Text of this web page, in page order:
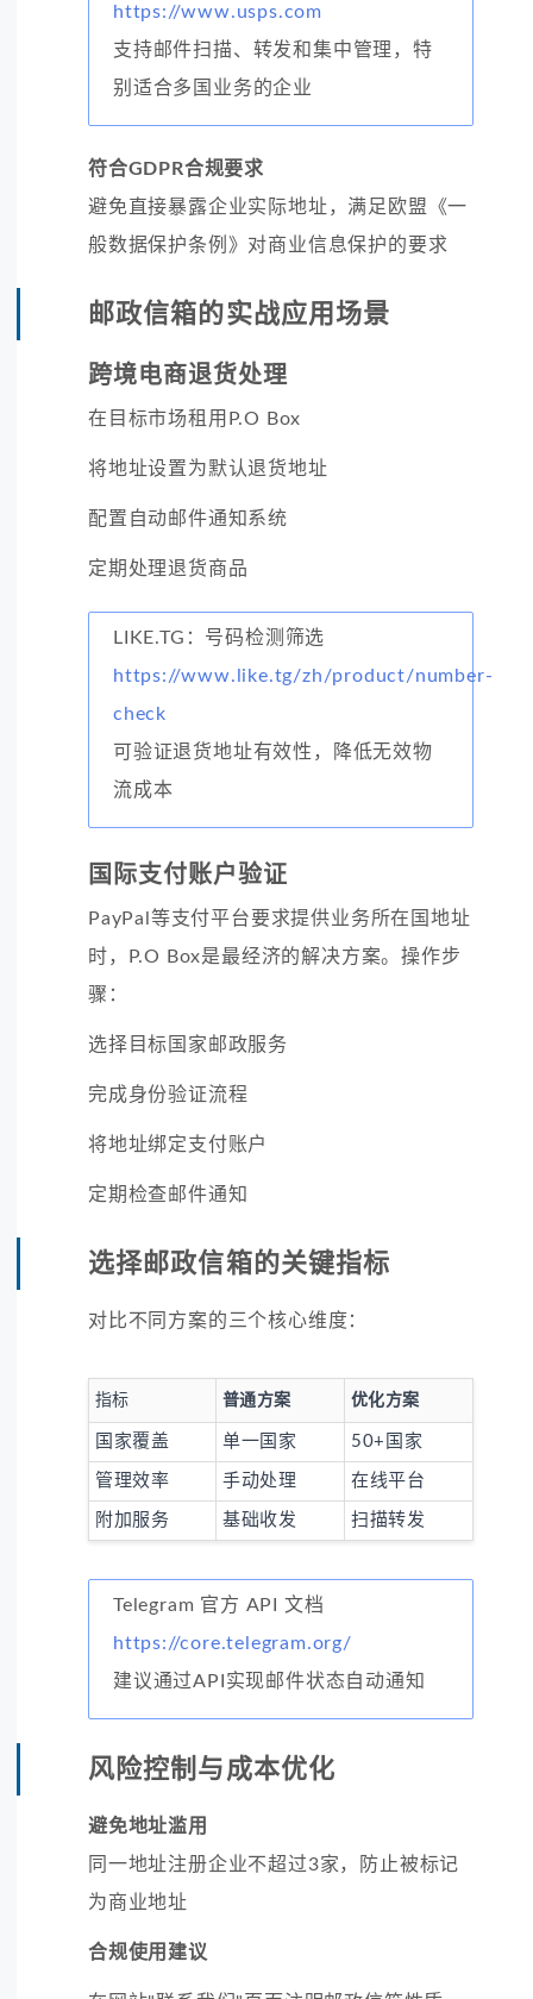
https://www.usps.com
支持邮件扫描、转发和集中管理，特
别适合多国业务的企业
符合GDPR合规要求
避免直接暴露企业实际地址，满足欧盟《一
般数据保护条例》对商业信息保护的要求
邮政信箱的实战应用场景
跨境电商退货处理
在目标市场租用P.O Box
将地址设置为默认退货地址
配置自动邮件通知系统
定期处理退货商品
LIKE.TG：号码检测筛选
https://www.like.tg/zh/product/number-
check
可验证退货地址有效性，降低无效物
流成本
国际支付账户验证
PayPal等支付平台要求提供业务所在国地址
时，P.O Box是最经济的解决方案。操作步
骤：
选择目标国家邮政服务
完成身份验证流程
将地址绑定支付账户
定期检查邮件通知
选择邮政信箱的关键指标
对比不同方案的三个核心维度：
指标 普通方案 优化方案
国家覆盖 单一国家 50+国家
管理效率 手动处理 在线平台
附加服务 基础收发 扫描转发
Telegram 官方 API 文档
https://core.telegram.org/
建议通过API实现邮件状态自动通知
风险控制与成本优化
避免地址滥用
同一地址注册企业不超过3家，防止被标记
为商业地址
合规使用建议